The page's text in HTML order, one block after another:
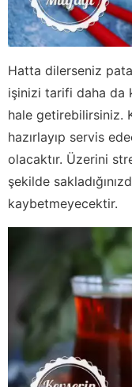
Hatta dilerseniz
işinizi tarifi daha da
hale getirebilirsiniz.
hazırlayıp servis
olacaktır. Üzerini
şekilde
kaybetmeyecektir.